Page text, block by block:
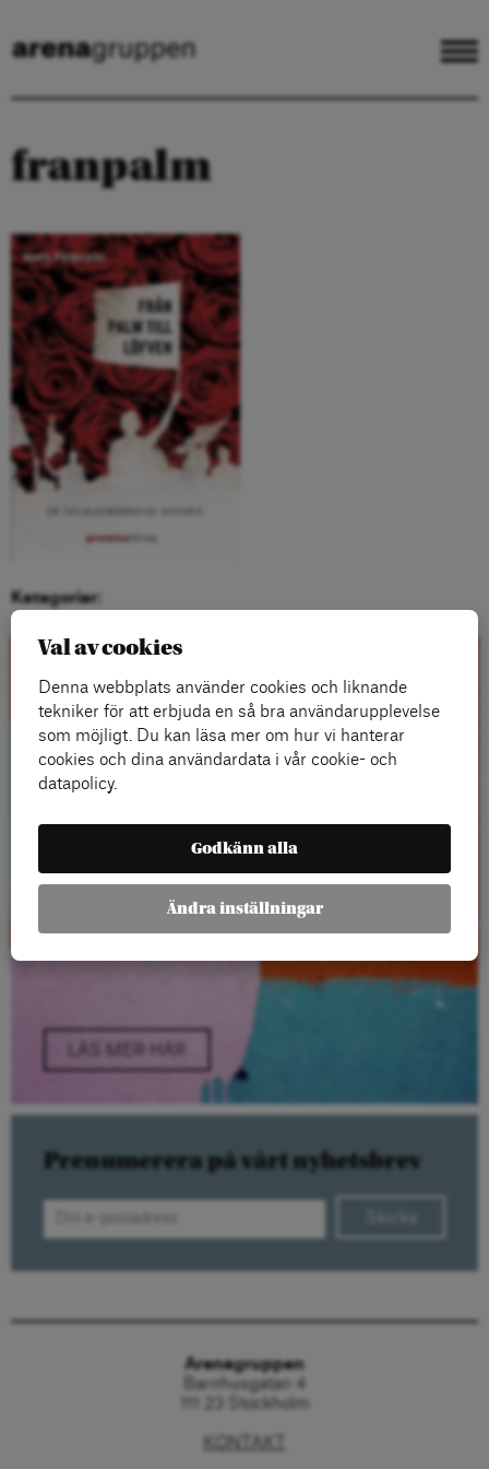
franpalm
Kategorier:
Kontakta oss
LÄS MER HÄR
Prenumerera på vårt nyhetsbrev
Arenagruppen
Barnhusgatan 4
111 23 Stockholm
KONTAKT
Val av cookies
Denna webbplats använder cookies och liknande
tekniker för att erbjuda en så bra användarupplevelse
som möjligt. Du kan läsa mer om hur vi hanterar
cookies och dina användardata i vår cookie- och
datapolicy.
Godkänn alla
Ändra inställningar